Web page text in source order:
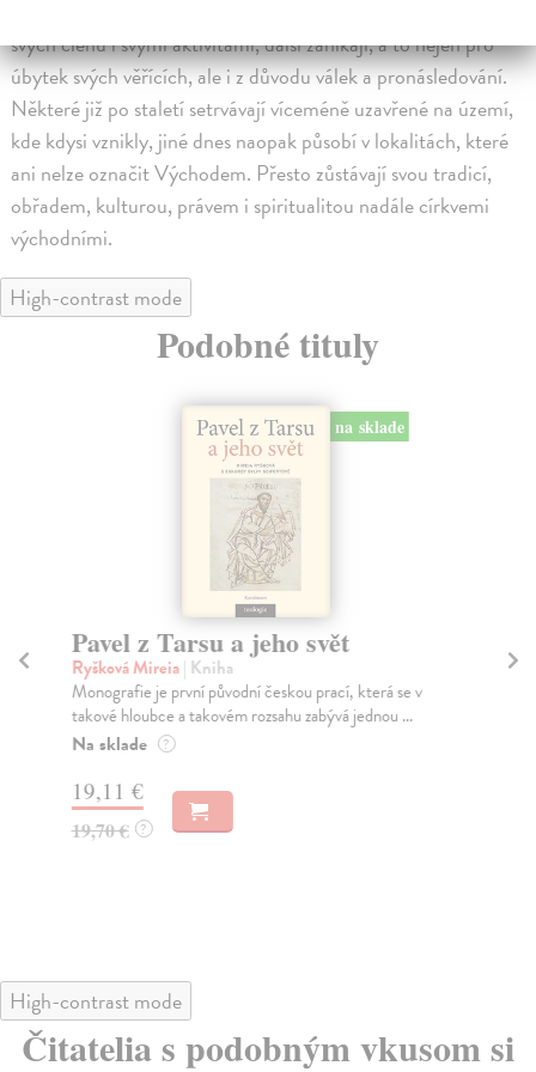
svých členů i svými aktivitami, další zanikají, a to nejen pro
úbytek svých věřících, ale i z důvodu válek a pronásledování.
Některé již po staletí setrvávají víceméně uzavřené na území,
kde kdysi vznikly, jiné dnes naopak působí v lokalitách, které
ani nelze označit Východem. Přesto zůstávají svou tradicí,
obřadem, kulturou, právem i spiritualitou nadále církvemi
východními.
High-contrast mode
Podobné tituly
na sklade
Pavel z Tarsu a jeho svět
Ryšková Mireia| Kniha
Monografie je první původní českou prací, která se v
takové hloubce a takovém rozsahu zabývá jednou ...
Na sklade ?
19,11 €
19,70 € ?
High-contrast mode
Čitatelia s podobným vkusom si